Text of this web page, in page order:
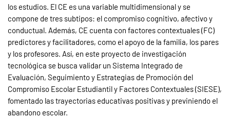
los estudios. El CE es una variable multidimensional y se
compone de tres subtipos: el compromiso cognitivo, afectivo y
conductual. Además, CE cuenta con factores contextuales (FC)
predictores y facilitadores, como el apoyo de la familia, los pares
y los profesores. Así, en este proyecto de investigación
tecnológica se busca validar un Sistema Integrado de
Evaluación, Seguimiento y Estrategias de Promoción del
Compromiso Escolar Estudiantil y Factores Contextuales (SIESE),
fomentado las trayectorias educativas positivas y previniendo el
abandono escolar.